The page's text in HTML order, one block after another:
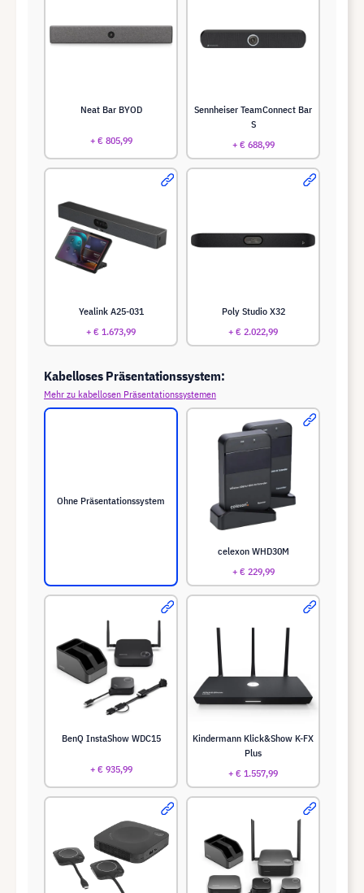
Neat Bar BYOD
+ € 805,99
Sennheiser TeamConnect Bar
S
+ € 688,99
Yealink A25-031
+ € 1.673,99
Poly Studio X32
+ € 2.022,99
Kabelloses Präsentationssystem:
Mehr zu kabellosen Präsentationssystemen
Ohne Präsentationssystem
celexon WHD30M
+ € 229,99
BenQ InstaShow WDC15
+ € 935,99
Kindermann Klick&Show K-FX
Plus
+ € 1.557,99